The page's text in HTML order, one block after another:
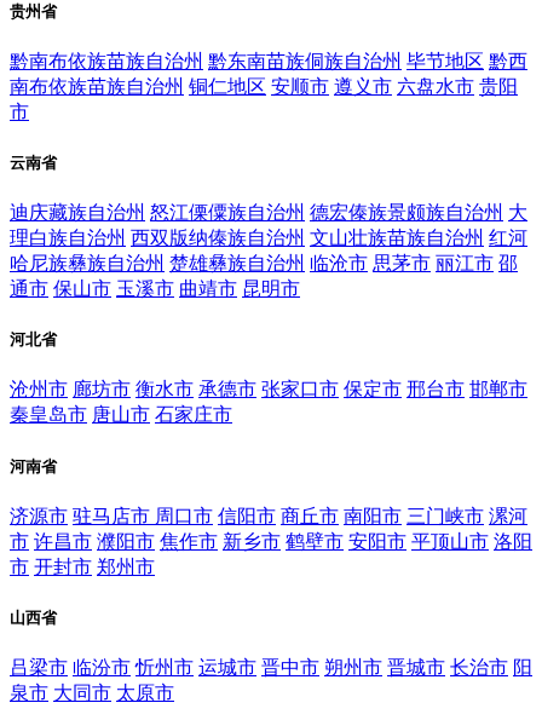
贵州省
黔南布依族苗族自治州 黔东南苗族侗族自治州 毕节地区 黔西
南布依族苗族自治州 铜仁地区 安顺市 遵义市 六盘水市 贵阳
市
云南省
迪庆藏族自治州 怒江傈僳族自治州 德宏傣族景颇族自治州 大
理白族自治州 西双版纳傣族自治州 文山壮族苗族自治州 红河
哈尼族彝族自治州 楚雄彝族自治州 临沧市 思茅市 丽江市 邵
通市 保山市 玉溪市 曲靖市 昆明市
河北省
沧州市 廊坊市 衡水市 承德市 张家口市 保定市 邢台市 邯郸市
秦皇岛市 唐山市 石家庄市
河南省
济源市 驻马店市 周口市 信阳市 商丘市 南阳市 三门峡市 漯河
市 许昌市 濮阳市 焦作市 新乡市 鹤壁市 安阳市 平顶山市 洛阳
市 开封市 郑州市
山西省
吕梁市 临汾市 忻州市 运城市 晋中市 朔州市 晋城市 长治市 阳
泉市 大同市 太原市